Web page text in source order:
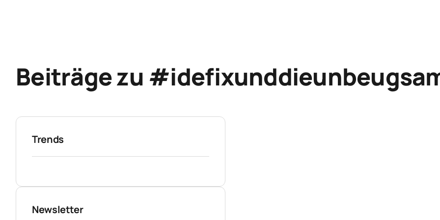
Beiträge zu
Trends
Newsletter